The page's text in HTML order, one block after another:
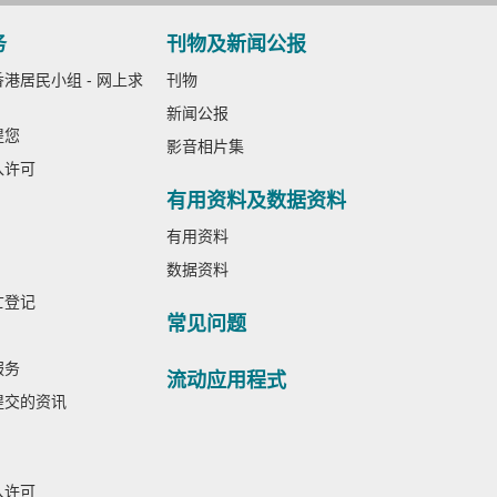
居民小组 - 网上求
您
许可
登记
务
的资讯
许可
刊物及新闻公报
刊物
新闻公报
影音相片集
有用资料及数据资料
有用资料
数据资料
常见问题
流动应用程式